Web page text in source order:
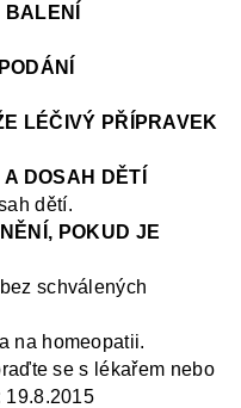
LÉČIVÝ PŘÍPRAVEK
DOSAH DĚTÍ
dětí.
POKUD JE
schválených
na homeopatii.
se s lékařem nebo
19.8.2015